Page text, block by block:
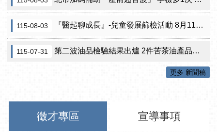
115-08-03 『醫起聊成長』-兒童發展篩檢活動 8月11日北投區健康服務中心邀請家長做孩子最神氣的守護者！
115-07-31 第二波油品檢驗結果出爐 2件苦茶油產品苯駢芘超標 前已要求預防性下架
更多 新聞稿
徵才專區 宣導事項